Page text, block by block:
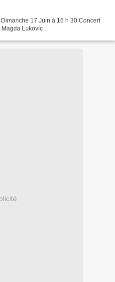
17 Juin à 16 h 30 Concert
Magda Lukovic